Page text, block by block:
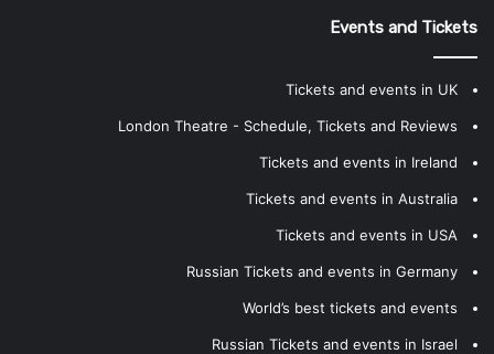
Events and Tickets
Tickets and events in UK
London Theatre - Schedule, Tickets and Reviews
Tickets and events in Ireland
Tickets and events in Australia
Tickets and events in USA
Russian Tickets and events in Germany
World’s best tickets and events
Russian Tickets and events in Israel